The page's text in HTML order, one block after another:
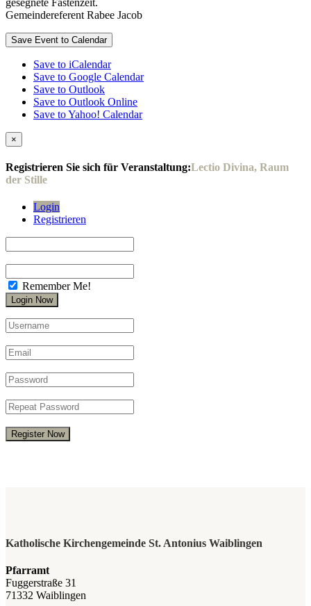
Gemeindereferent Rabee Jacob
Save Event to Calendar
Save to iCalendar
Save to Google Calendar
Save to Outlook
Save to Outlook Online
Save to Yahoo! Calendar
×
Registrieren Sie sich für Veranstaltung:Lectio Divina, Raum
der Stille
Login
Registrieren
Remember Me!
Register Now
Katholische Kirchengemeinde St. Antonius Waiblingen
Pfarramt
Fuggerstraße 31
71332 Waiblingen